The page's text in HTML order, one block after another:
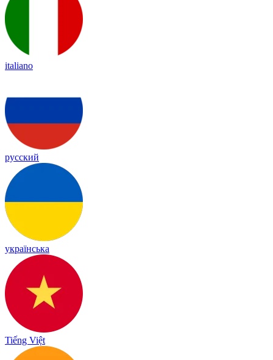
italiano
русский
українська
Tiếng Việt